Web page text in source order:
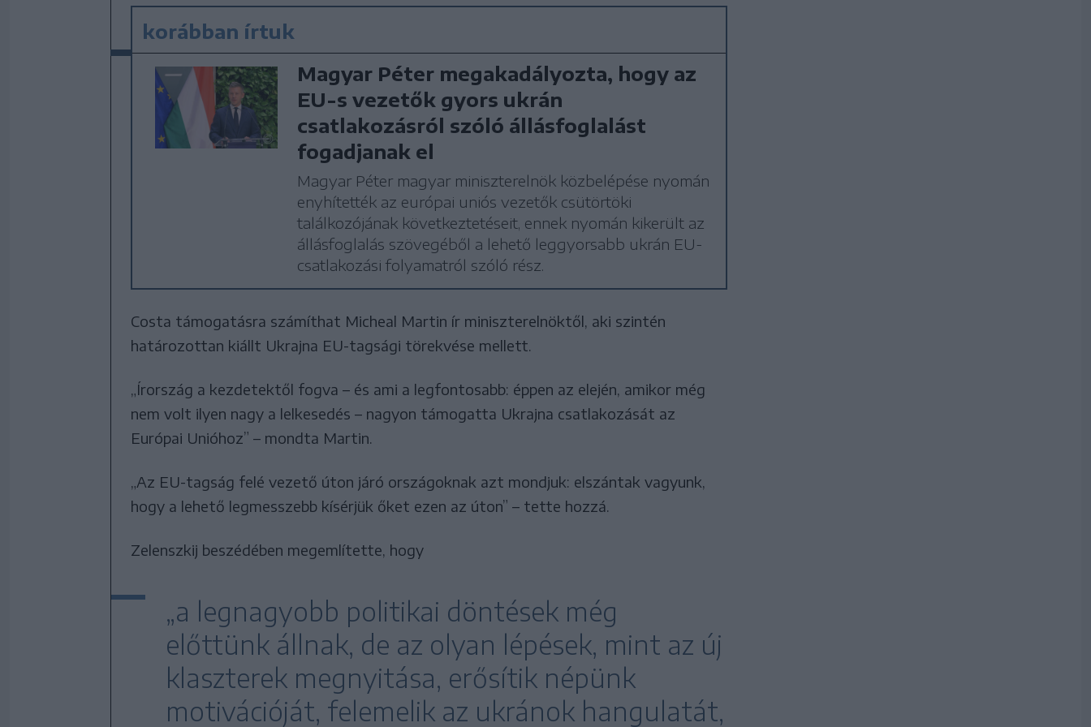
korábban írtuk
Magyar Péter megakadályozta, hogy az
EU-s vezetők gyors ukrán
csatlakozásról szóló állásfoglalást
fogadjanak el
Magyar Péter magyar miniszterelnök közbelépése nyomán
enyhítették az európai uniós vezetők csütörtöki
találkozójának következtetéseit, ennek nyomán kikerült az
állásfoglalás szövegéből a lehető leggyorsabb ukrán EU-
csatlakozási folyamatról szóló rész.
Costa támogatásra számíthat Micheal Martin ír miniszterelnöktől, aki szintén
határozottan kiállt Ukrajna EU-tagsági törekvése mellett.
„Írország a kezdetektől fogva – és ami a legfontosabb: éppen az elején, amikor még
nem volt ilyen nagy a lelkesedés – nagyon támogatta Ukrajna csatlakozását az
Európai Unióhoz” – mondta Martin.
„Az EU-tagság felé vezető úton járó országoknak azt mondjuk: elszántak vagyunk,
hogy a lehető legmesszebb kísérjük őket ezen az úton” – tette hozzá.
Zelenszkij beszédében megemlítette, hogy
„a legnagyobb politikai döntések még
előttünk állnak, de az olyan lépések, mint az új
klaszterek megnyitása, erősítik népünk
motivációját, felemelik az ukránok hangulatát,